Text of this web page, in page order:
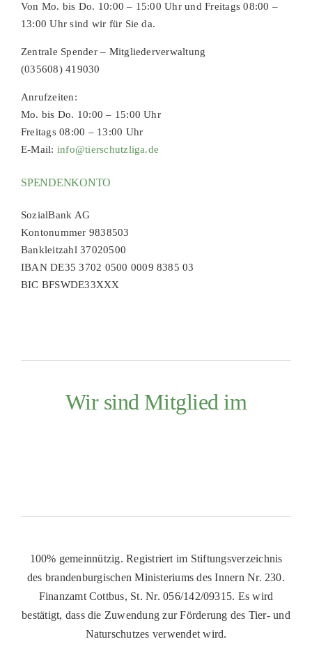
Von Mo. bis Do. 10:00 – 15:00 Uhr und Freitags 08:00 –
13:00 Uhr sind wir für Sie da.
Zentrale Spender – Mitgliederverwaltung
(035608) 419030
Anrufzeiten:
Mo. bis Do. 10:00 – 15:00 Uhr
Freitags 08:00 – 13:00 Uhr
E-Mail: info@tierschutzliga.de
SPENDENKONTO
SozialBank AG
Kontonummer 9838503
Bankleitzahl 37020500
IBAN DE35 3702 0500 0009 8385 03
BIC BFSWDE33XXX
Wir sind Mitglied im
100% gemeinnützig. Registriert im Stiftungsverzeichnis
des brandenburgischen Ministeriums des Innern Nr. 230.
Finanzamt Cottbus, St. Nr. 056/142/09315. Es wird
bestätigt, dass die Zuwendung zur Förderung des Tier- und
Naturschutzes verwendet wird.